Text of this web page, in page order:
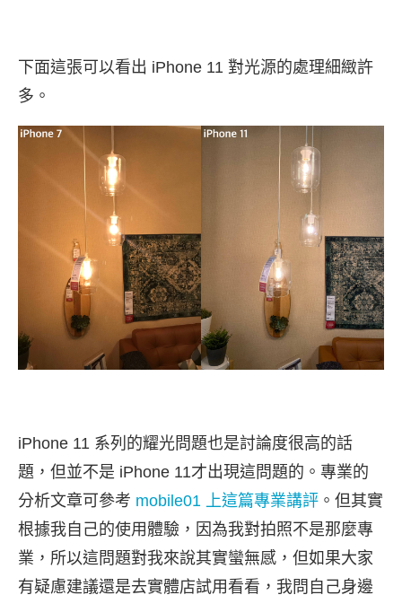
下面這張可以看出 iPhone 11 對光源的處理細緻許
多。
iPhone 11 系列的耀光問題也是討論度很高的話
題，但並不是 iPhone 11才出現這問題的。專業的
分析文章可參考 mobile01 上這篇專業講評 。但其實
根據我自己的使用體驗，因為我對拍照不是那麼專
業，所以這問題對我來說其實蠻無感，但如果大家
有疑慮建議還是去實體店試用看看，我問自己身邊